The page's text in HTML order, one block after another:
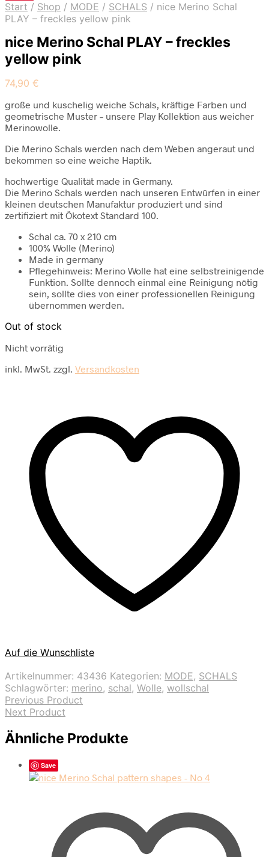
Start / Shop / MODE / SCHALS / nice Merino Schal
PLAY – freckles yellow pink
nice Merino Schal PLAY – freckles
yellow pink
74,90 €
große und kuschelig weiche Schals, kräftige Farben und
geometrische Muster – unsere Play Kollektion aus weicher
Merinowolle.
Die Merino Schals werden nach dem Weben angeraut und
bekommen so eine weiche Haptik.
hochwertige Qualität made in Germany.
Die Merino Schals werden nach unseren Entwürfen in einer
kleinen deutschen Manufaktur produziert und sind
zertifiziert mit Ökotext Standard 100.
Schal ca. 70 x 210 cm
100% Wolle (Merino)
Made in germany
Pflegehinweis: Merino Wolle hat eine selbstreinigende
Funktion. Sollte dennoch einmal eine Reinigung nötig
sein, sollte dies von einer professionellen Reinigung
übernommen werden.
Out of stock
Nicht vorrätig
inkl. MwSt. zzgl. Versandkosten
Auf die Wunschliste
Artikelnummer: 43436 Kategorien: MODE, SCHALS
Schlagwörter: merino, schal, Wolle, wollschal
Previous Product
Next Product
Ähnliche Produkte
Save